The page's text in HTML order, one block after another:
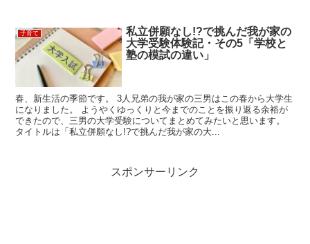
子育て
私立併願なし!?で挑んだ我が家の
大学受験体験記・その5「学校と
塾の模試の違い」
春、新生活の季節です。 3人兄弟の我が家の三男はこの春から大学生
になりました。 ようやくゆっくりと今までのことを振り返る余裕が
できたので、三男の大学受験についてまとめてみたいと思います。
タイトルは「私立併願なし!?で挑んだ我が家の大...
スポンサーリンク